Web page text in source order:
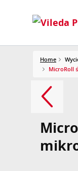
Home
MicroRoll